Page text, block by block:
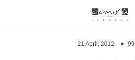
21 April 2012